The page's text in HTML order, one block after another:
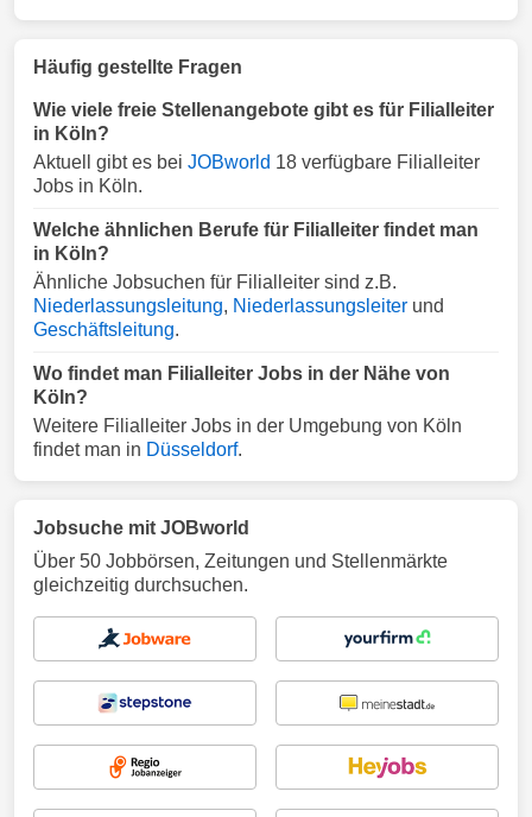
Häufig gestellte Fragen
Wie viele freie Stellenangebote gibt es für Filialleiter
in Köln?
Aktuell gibt es bei JOBworld 18 verfügbare Filialleiter
Jobs in Köln.
Welche ähnlichen Berufe für Filialleiter findet man
in Köln?
Ähnliche Jobsuchen für Filialleiter sind z.B.
Niederlassungsleitung, Niederlassungsleiter und
Geschäftsleitung.
Wo findet man Filialleiter Jobs in der Nähe von
Köln?
Weitere Filialleiter Jobs in der Umgebung von Köln
findet man in Düsseldorf.
Jobsuche mit JOBworld
Über 50 Jobbörsen, Zeitungen und Stellenmärkte
gleichzeitig durchsuchen.